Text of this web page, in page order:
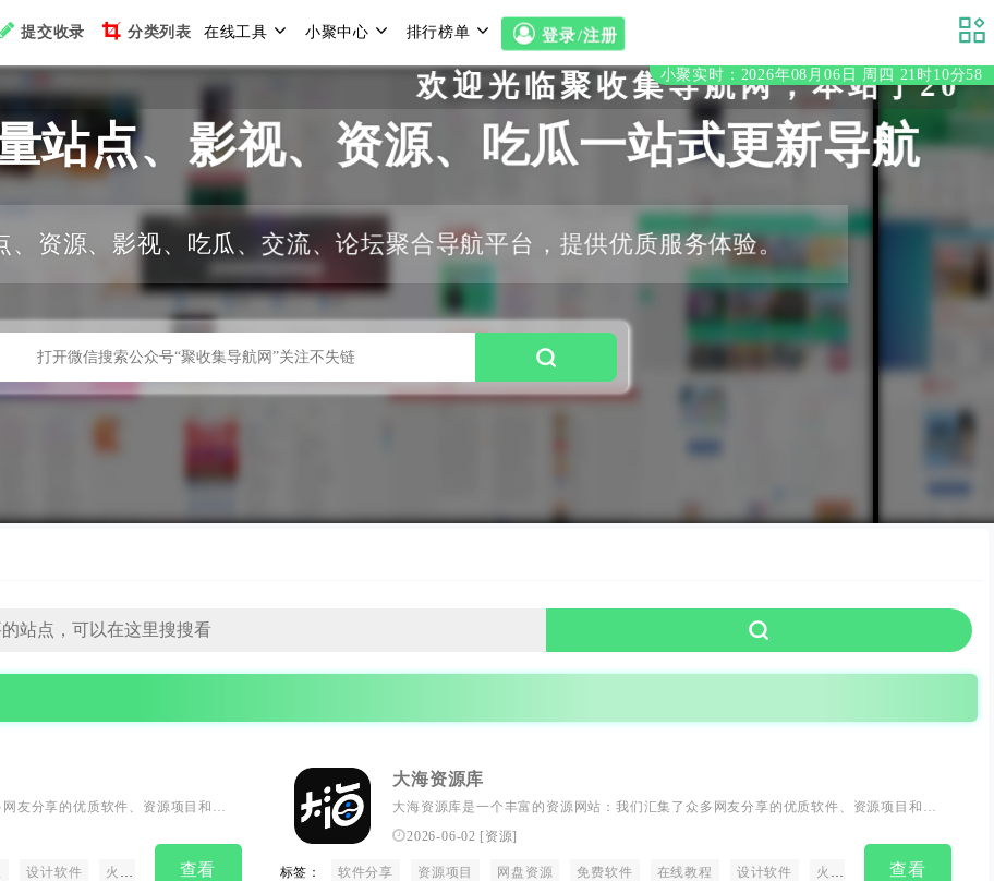
提交收录 分类列表 在线工具 小聚中心 排行榜单 登录/注册
小聚实时：2026年08月06日 周四 21时10分59
欢迎光临聚收集导航网，本站于2020年
站点、影视、资源、吃瓜一站式更新导航
、资源、影视、吃瓜、交流、论坛聚合导航平台，提供优质服务体验。
友分享的优质软件、资源项目和网
体制作、编程语言等多个领域，让
用户能够更好地利用网络资源，我
轻松获取所需资源。
设计软件 火车头资源库 火车头三号 Train03 train03 大海资源库 大海
查看
大海资源库
大海资源库是一个丰富的资源网站：我们汇集了众多网友分享的优质软件、资源项目和网
盘资源，涵盖了操作系统、设计软件、办公软件、多媒体制作、编程语言等多个领域。
2026-06-02 [资源]
标签： 软件分享 资源项目 网盘资源 免费软件 在线教程 设计软件 火车头资源库 火车头三号
查看